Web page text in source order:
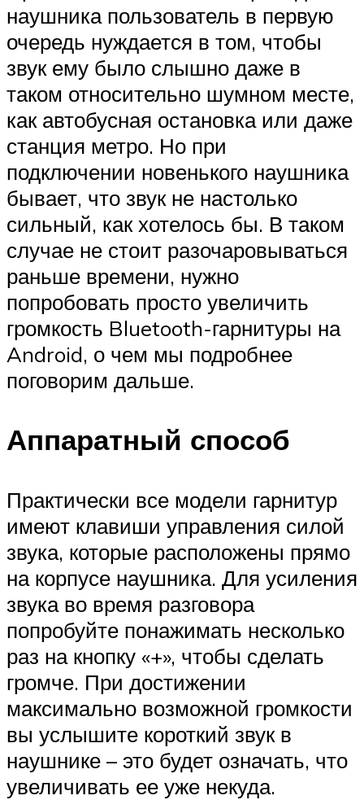
наушника пользователь в первую
очередь нуждается в том, чтобы
звук ему было слышно даже в
таком относительно шумном месте,
как автобусная остановка или даже
станция метро. Но при
подключении новенького наушника
бывает, что звук не настолько
сильный, как хотелось бы. В таком
случае не стоит разочаровываться
раньше времени, нужно
попробовать просто увеличить
громкость Bluetooth-гарнитуры на
Android, о чем мы подробнее
поговорим дальше.
Аппаратный способ
Практически все модели гарнитур
имеют клавиши управления силой
звука, которые расположены прямо
на корпусе наушника. Для усиления
звука во время разговора
попробуйте понажимать несколько
раз на кнопку «+», чтобы сделать
громче. При достижении
максимально возможной громкости
вы услышите короткий звук в
наушнике – это будет означать, что
увеличивать ее уже некуда.